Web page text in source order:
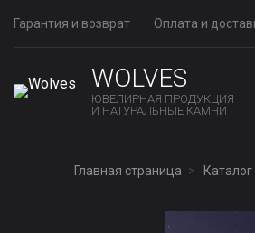
Гарантия и возврат Оплата и
WOLVES
ЮВЕЛИРНАЯ ПРОДУКЦИЯ
И НАТУРАЛЬНЫЕ КАМНИ
Главная страница Каталог